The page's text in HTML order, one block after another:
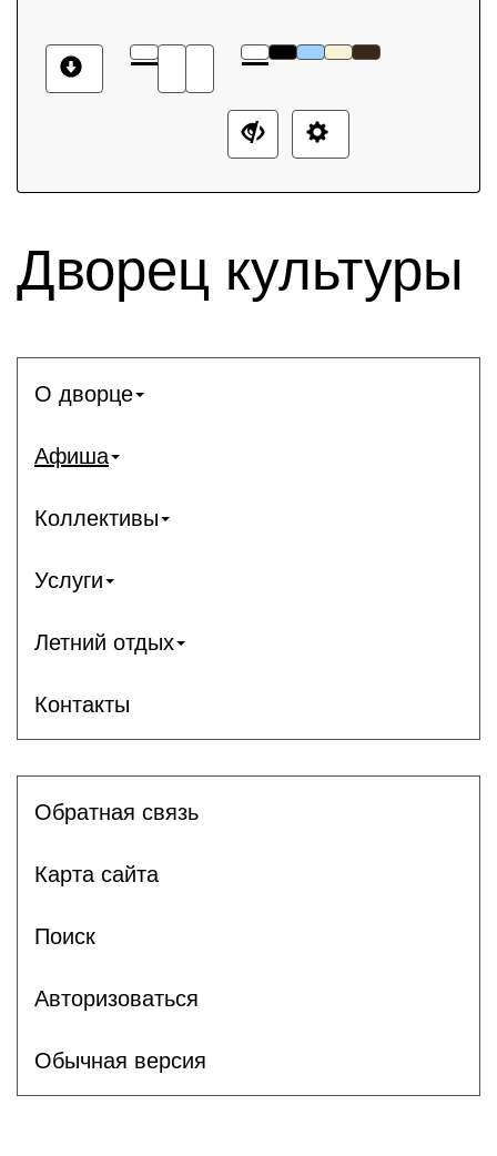
Дворец культуры
О дворце
Афиша
Коллективы
Услуги
Летний отдых
Контакты
Обратная связь
Карта сайта
Поиск
Авторизоваться
Обычная версия